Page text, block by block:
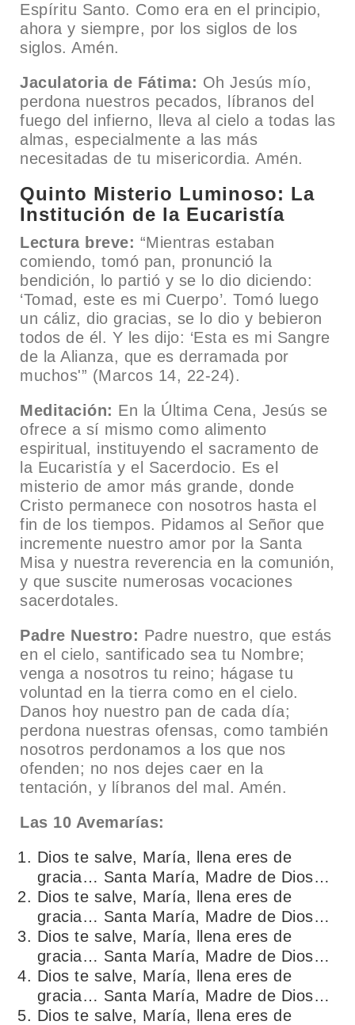
Espíritu Santo. Como era en el principio,
ahora y siempre, por los siglos de los
siglos. Amén.
Jaculatoria de Fátima: Oh Jesús mío,
perdona nuestros pecados, líbranos del
fuego del infierno, lleva al cielo a todas las
almas, especialmente a las más
necesitadas de tu misericordia. Amén.
Quinto Misterio Luminoso: La
Institución de la Eucaristía
Lectura breve: “Mientras estaban
comiendo, tomó pan, pronunció la
bendición, lo partió y se lo dio diciendo:
‘Tomad, este es mi Cuerpo’. Tomó luego
un cáliz, dio gracias, se lo dio y bebieron
todos de él. Y les dijo: ‘Esta es mi Sangre
de la Alianza, que es derramada por
muchos'” (Marcos 14, 22-24).
Meditación: En la Última Cena, Jesús se
ofrece a sí mismo como alimento
espiritual, instituyendo el sacramento de
la Eucaristía y el Sacerdocio. Es el
misterio de amor más grande, donde
Cristo permanece con nosotros hasta el
fin de los tiempos. Pidamos al Señor que
incremente nuestro amor por la Santa
Misa y nuestra reverencia en la comunión,
y que suscite numerosas vocaciones
sacerdotales.
Padre Nuestro: Padre nuestro, que estás
en el cielo, santificado sea tu Nombre;
venga a nosotros tu reino; hágase tu
voluntad en la tierra como en el cielo.
Danos hoy nuestro pan de cada día;
perdona nuestras ofensas, como también
nosotros perdonamos a los que nos
ofenden; no nos dejes caer en la
tentación, y líbranos del mal. Amén.
Las 10 Avemarías:
Dios te salve, María, llena eres de
gracia… Santa María, Madre de Dios…
Dios te salve, María, llena eres de
gracia… Santa María, Madre de Dios…
Dios te salve, María, llena eres de
gracia… Santa María, Madre de Dios…
Dios te salve, María, llena eres de
gracia… Santa María, Madre de Dios…
Dios te salve, María, llena eres de